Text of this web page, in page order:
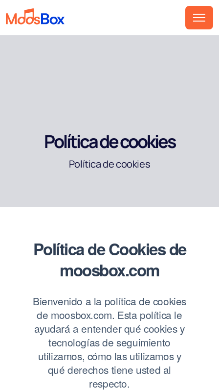
Sobre nosotros
Licencia
Preguntas frecuentes
Iniciar prueba gratuita
Ai Music
Política de cookies
Política de cookies
Política de Cookies de
moosbox.com
Bienvenido a la política de cookies
de moosbox.com. Esta política le
ayudará a entender qué cookies y
tecnologías de seguimiento
utilizamos, cómo las utilizamos y
qué derechos tiene usted al
respecto.